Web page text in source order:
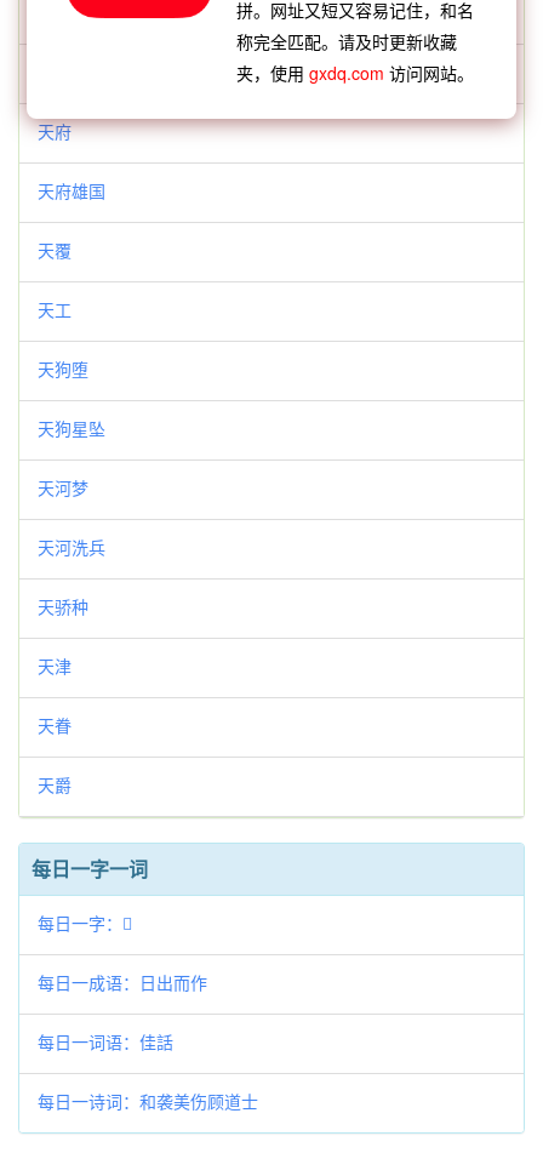
天地睽
天府
天府雄国
天覆
天工
天狗堕
天狗星坠
天河梦
天河洗兵
天骄种
天津
天眷
天爵
每日一字一词
每日一字：𩪣
每日一成语：日出而作
每日一词语：佳話
每日一诗词：和袭美伤顾道士
拼。网址又短又容易记住，和名
称完全匹配。请及时更新收藏
夹，使用gxdq.com 访问网站。